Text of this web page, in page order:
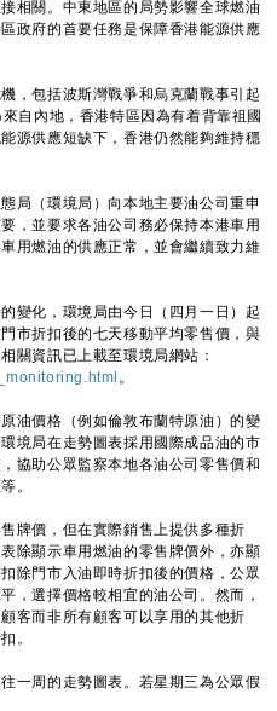
相關。中東地區的局勢影響全球燃油
政府的首要任務是保障香港能源供應
包括波斯灣戰爭和烏克蘭戰事引起
自內地，香港特區因為有着背靠祖國
源供應短缺下，香港仍然能夠維持穩
（環境局）向本地主要油公司重申
，並要求各油公司務必保持本港車用
用燃油的供應正常，並會繼續致力維
化，環境局由今日（四月一日）起
市折扣後的七天移動平均零售價，與
關資訊已上載至環境局網站：
。
價格（例如倫敦布蘭特原油）的變
境局在走勢圖表採用國際成品油的市
協助公眾監察本地各油公司零售價和
。
價，但在實際銷售上提供多種折
除顯示車用燃油的零售牌價外，亦顯
除門市入油即時折扣後的價格，公眾
，選擇價格較相宜的油公司。然而，
客而非所有顧客可以享用的其他折
。
周的走勢圖表。若星期三為公眾假